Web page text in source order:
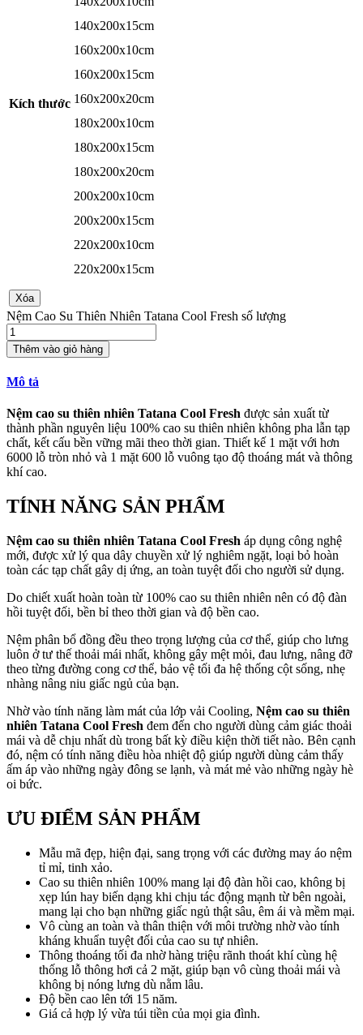
Kích thước
140x200x15cm
160x200x10cm
160x200x15cm
160x200x20cm
180x200x10cm
180x200x15cm
180x200x20cm
200x200x10cm
200x200x15cm
220x200x10cm
220x200x15cm
Xóa
Nệm Cao Su Thiên Nhiên Tatana Cool Fresh số lượng
Thêm vào giỏ hàng
Mô tả
Nệm cao su thiên nhiên Tatana Cool Fresh được sản xuất từ
thành phần nguyên liệu 100% cao su thiên nhiên không pha lẫn tạp
chất, kết cấu bền vững mãi theo thời gian. Thiết kế 1 mặt với hơn
6000 lỗ tròn nhỏ và 1 mặt 600 lỗ vuông tạo độ thoáng mát và thông
khí cao.
TÍNH NĂNG SẢN PHẨM
Nệm cao su thiên nhiên Tatana Cool Fresh áp dụng công nghệ
mới, được xử lý qua dây chuyền xử lý nghiêm ngặt, loại bỏ hoàn
toàn các tạp chất gây dị ứng, an toàn tuyệt đối cho người sử dụng.
Do chiết xuất hoàn toàn từ 100% cao su thiên nhiên nên có độ đàn
hồi tuyệt đối, bền bỉ theo thời gian và độ bền cao.
Nệm phân bổ đồng đều theo trọng lượng của cơ thể, giúp cho lưng
luôn ở tư thế thoải mái nhất, không gây mệt mỏi, đau lưng, nâng đỡ
theo từng đường cong cơ thể, bảo vệ tối đa hệ thống cột sống, nhẹ
nhàng nâng niu giấc ngủ của bạn.
Nhờ vào tính năng làm mát của lớp vải Cooling, Nệm cao su thiên
nhiên Tatana Cool Fresh đem đến cho người dùng cảm giác thoải
mái và dễ chịu nhất dù trong bất kỳ điều kiện thời tiết nào. Bên cạnh
đó, nệm có tính năng điều hòa nhiệt độ giúp người dùng cảm thấy
ấm áp vào những ngày đông se lạnh, và mát mẻ vào những ngày hè
oi bức.
ƯU ĐIỂM SẢN PHẨM
Mẫu mã đẹp, hiện đại, sang trọng với các đường may áo nệm
tỉ mỉ, tinh xảo.
Cao su thiên nhiên 100% mang lại độ đàn hồi cao, không bị
xẹp lún hay biến dạng khi chịu tác động mạnh từ bên ngoài,
mang lại cho bạn những giấc ngủ thật sâu, êm ái và mềm mại.
Vô cùng an toàn và thân thiện với môi trường nhờ vào tính
kháng khuẩn tuyệt đối của cao su tự nhiên.
Thông thoáng tối đa nhờ hàng triệu rãnh thoát khí cùng hệ
thống lỗ thông hơi cả 2 mặt, giúp bạn vô cùng thoải mái và
không bị nóng lưng dù nằm lâu.
Độ bền cao lên tới 15 năm.
Giá cả hợp lý vừa túi tiền của mọi gia đình.